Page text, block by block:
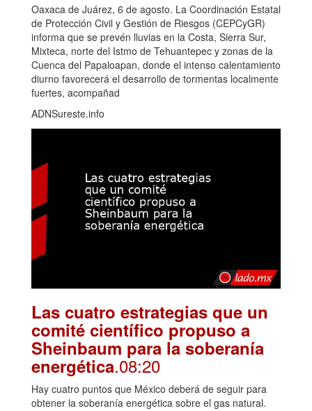
Oaxaca de Juárez, 6 de agosto. La Coordinación Estatal
de Protección Civil y Gestión de Riesgos (CEPCyGR)
informa que se prevén lluvias en la Costa, Sierra Sur,
Mixteca, norte del Istmo de Tehuantepec y zonas de la
Cuenca del Papaloapan, donde el intenso calentamiento
diurno favorecerá el desarrollo de tormentas localmente
fuertes, acompañad
ADNSureste.info
Las cuatro estrategias que un
comité científico propuso a
Sheinbaum para la soberanía
energética.08:20
Hay cuatro puntos que México deberá de seguir para
obtener la soberanía energética sobre el gas natural.